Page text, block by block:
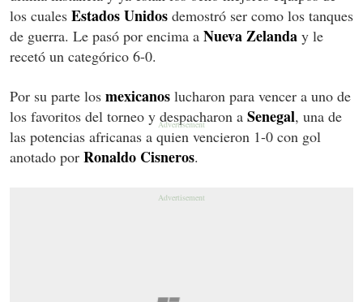
los cuales Estados Unidos demostró ser como los tanques
de guerra. Le pasó por encima a Nueva Zelanda y le
recetó un categórico 6-0.
Por su parte los mexicanos lucharon para vencer a uno de
los favoritos del torneo y despacharon a Senegal, una de
las potencias africanas a quien vencieron 1-0 con gol
anotado por Ronaldo Cisneros.